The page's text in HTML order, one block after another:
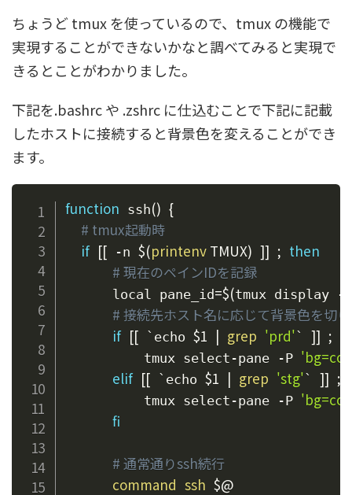
ちょうど tmux を使っているので、tmux の機能で
実現することができないかなと調べてみると実現で
きるとことがわかりました。
下記を.bashrc や .zshrc に仕込むことで下記に記載
したホストに接続すると背景色を変えることができ
ます。
function ssh() {
# tmux起動時
if [[ -n $(printenv TMUX) ]] ; then
# 現在のペインIDを記録
      local pane_id
=$(tmux display
# 接続先ホスト名に応じて背景色を切
if [[ `echo $1 | grep 'prd' ` ]] ;
          tmux select-pane -P
elif [[ `echo $1 | grep 'stg' ` ]] ;
          tmux select-pane -P
fi
# 通常通りssh続行
command ssh $@